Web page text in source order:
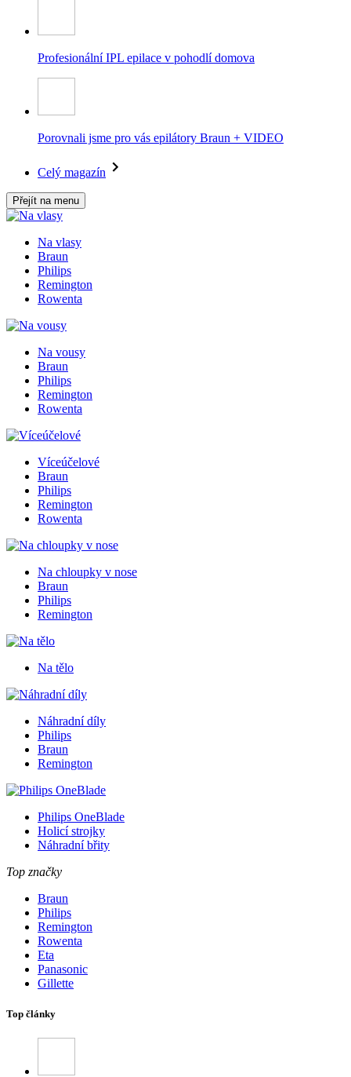
Profesionální IPL epilace v pohodlí domova
Porovnali jsme pro vás epilátory Braun + VIDEO
Celý magazín
Přejít na menu
Na vlasy
Braun
Philips
Remington
Rowenta
Na vousy
Braun
Philips
Remington
Rowenta
Víceúčelové
Braun
Philips
Remington
Rowenta
Na chloupky v nose
Braun
Philips
Remington
Na tělo
Náhradní díly
Philips
Braun
Remington
Philips OneBlade
Holicí strojky
Náhradní břity
Top značky
Braun
Philips
Remington
Rowenta
Eta
Panasonic
Gillette
Top články